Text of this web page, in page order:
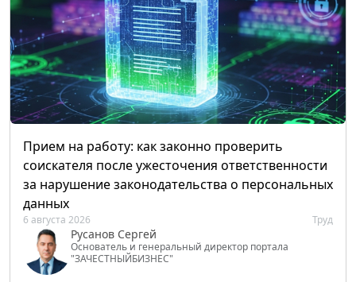
Прием на работу: как законно проверить
соискателя после ужесточения ответственности
за нарушение законодательства о персональных
данных
6 августа 2026 Труд
Русанов Сергей
Основатель и генеральный директор портала
"ЗАЧЕСТНЫЙБИЗНЕС"